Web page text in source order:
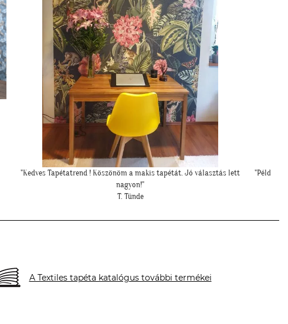
"Példa értékű kedvesség és segítőkészség, hiperszuper 24 órán belüli
szállítással!"
U. Leila
A Textiles tapéta katalógus további termékei